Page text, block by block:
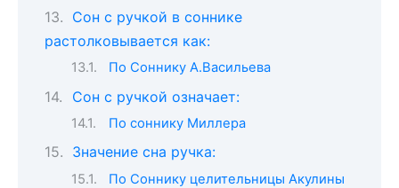
Сон c ручкой в соннике
растолковывается как:
По Соннику А.Васильева
Сон с ручкой означает:
По соннику Миллера
Значение сна ручка:
По Соннику целительницы Акулины